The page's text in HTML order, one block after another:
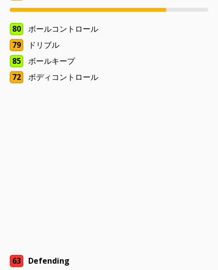
80
ボールコントロール
79
ドリブル
85
ボールキープ
72
ボディコントロール
63 Defending